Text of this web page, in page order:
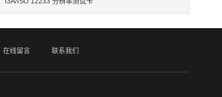
在线留言 联系我们